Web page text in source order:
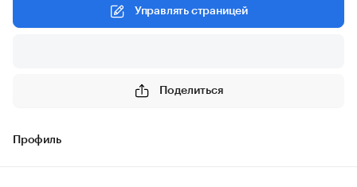
Управлять страницей
Поделиться
Профиль